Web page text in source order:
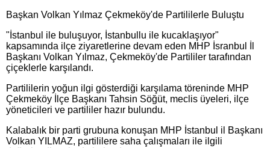
Başkan Volkan Yılmaz Çekmeköy'de Partililerle Buluştu
"İstanbul ile buluşuyor, İstanbullu ile kucaklaşıyor"
kapsamında ilçe ziyaretlerine devam eden MHP İsranbul İl
Başkanı Volkan Yılmaz, Çekmeköy'de Partililer tarafından
çiçeklerle karşılandı.
Partililerin yoğun ilgi gösterdiği karşılama töreninde MHP
Çekmeköy İlçe Başkanı Tahsin Söğüt, meclis üyeleri, ilçe
yöneticileri ve partililer hazır bulundu.
Kalabalık bir parti grubuna konuşan MHP İstanbul il Başkanı
Volkan YILMAZ, partililere saha çalışmaları ile ilgili